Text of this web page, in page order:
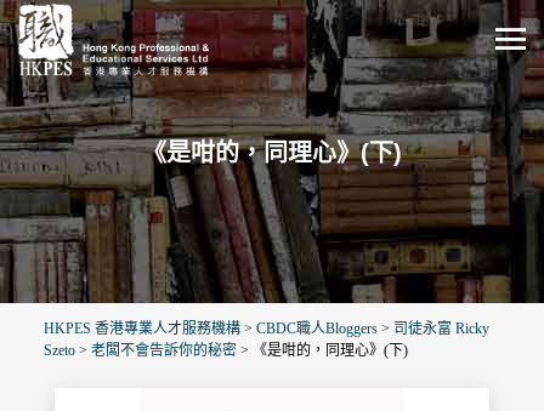
《是咁的，同理心》(下)
HKPES 香港專業人才服務機構 > CBDC職人Bloggers > 司徒永富 Ricky
Szeto > 老闆不會告訴你的秘密 > 《是咁的，同理心》(下)